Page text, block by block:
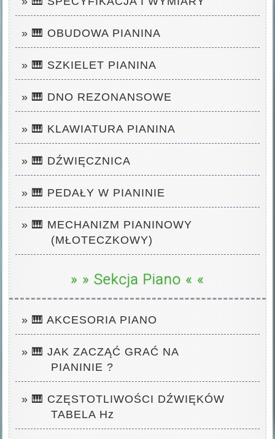
» 🎹 OBUDOWA PIANINA
» 🎹 SZKIELET PIANINA
» 🎹 DNO REZONANSOWE
» 🎹 KLAWIATURA PIANINA
» 🎹 DŹWIĘCZNICA
» 🎹 PEDAŁY W PIANINIE
» 🎹 MECHANIZM PIANINOWY
(MŁOTECZKOWY)
» » Sekcja Piano « «
» 🎹AKCESORIA PIANO
» 🎹 JAK ZACZĄĆ GRAĆ NA
PIANINIE ?
» 🎹 CZĘSTOTLIWOŚCI DŹWIĘKÓW
TABELA Hz